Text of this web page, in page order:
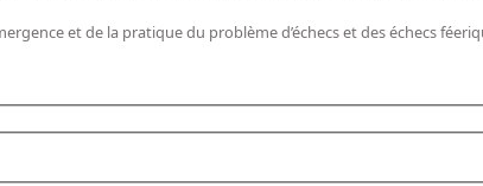
et de la pratique du problème d’échecs et des échecs